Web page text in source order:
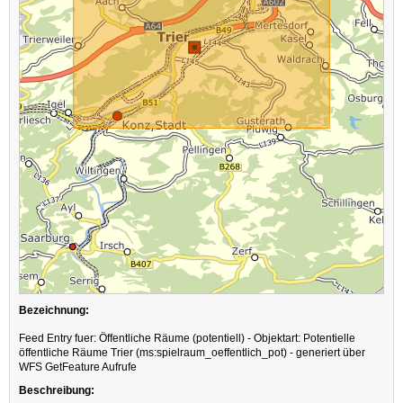
Bezeichnung:
Feed Entry fuer: Öffentliche Räume (potentiell) - Objektart: Potentielle
öffentliche Räume Trier (ms:spielraum_oeffentlich_pot) - generiert über
WFS GetFeature Aufrufe
Beschreibung: